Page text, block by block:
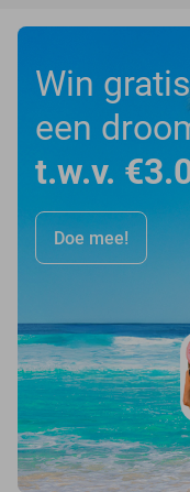
Win gratis
een
t.w.v.
Doe mee!